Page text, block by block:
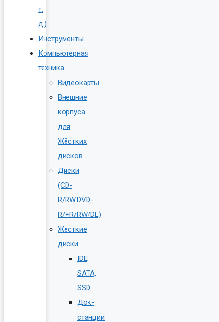
т.
д.)
Инструменты
Компьютерная
техника
Видеокарты
Внешние
корпуса
для
Жёстких
дисков
Диски
(CD-
R/RW.DVD-
R/+R/RW/DL)
Жесткие
диски
IDE,
SATA,
SSD
Док-
станции